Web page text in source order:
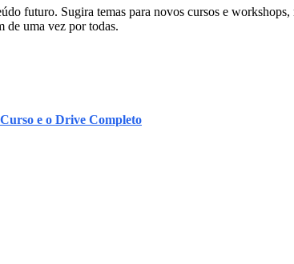
futuro. Sugira temas para novos cursos e
de uma vez por todas.
e o Drive Completo